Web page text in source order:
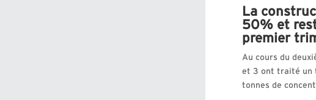
La
50% et
premier
Au cours du
et 3 ont traité un
tonnes de